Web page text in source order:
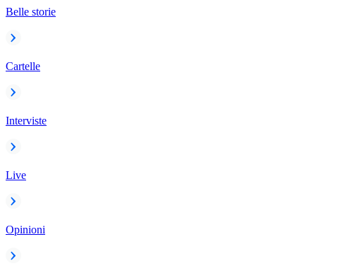
Belle storie
Cartelle
Interviste
Live
Opinioni